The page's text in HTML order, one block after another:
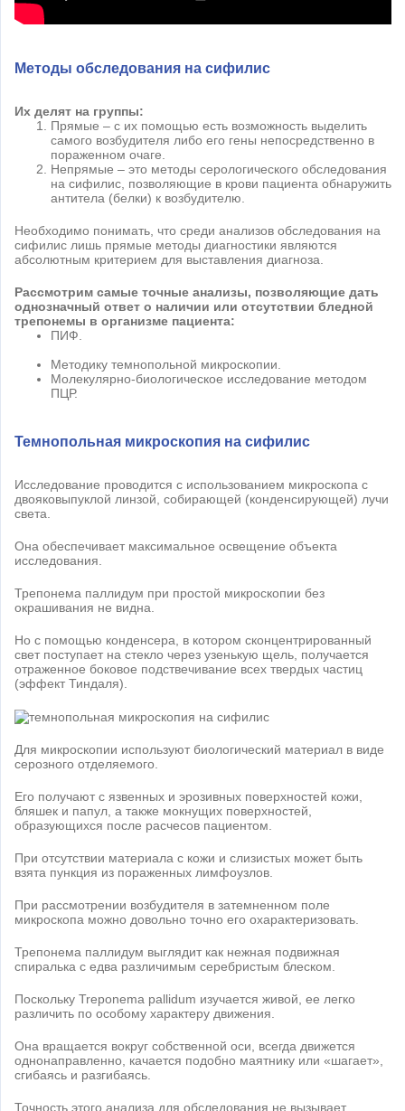
Методы обследования на сифилис
Их делят на группы:
Прямые – с их помощью есть возможность выделить
самого возбудителя либо его гены непосредственно в
пораженном очаге.
Непрямые – это методы серологического обследования
на сифилис, позволяющие в крови пациента обнаружить
антитела (белки) к возбудителю.
Необходимо понимать, что среди анализов обследования на
сифилис лишь прямые методы диагностики являются
абсолютным критерием для выставления диагноза.
Рассмотрим самые точные анализы, позволяющие дать
однозначный ответ о наличии или отсутствии бледной
трепонемы в организме пациента:
ПИФ.
Методику темнопольной микроскопии.
Молекулярно-биологическое исследование методом
ПЦР.
Темнопольная микроскопия на сифилис
Исследование проводится с использованием микроскопа с
двояковыпуклой линзой, собирающей (конденсирующей) лучи
света.
Она обеспечивает максимальное освещение объекта
исследования.
Трепонема паллидум при простой микроскопии без
окрашивания не видна.
Но с помощью конденсера, в котором сконцентрированный
свет поступает на стекло через узенькую щель, получается
отраженное боковое подствечивание всех твердых частиц
(эффект Тиндаля).
Для микроскопии используют биологический материал в виде
серозного отделяемого.
Его получают с язвенных и эрозивных поверхностей кожи,
бляшек и папул, а также мокнущих поверхностей,
образующихся после расчесов пациентом.
При отсутствии материала с кожи и слизистых может быть
взята пункция из пораженных лимфоузлов.
При рассмотрении возбудителя в затемненном поле
микроскопа можно довольно точно его охарактеризовать.
Трепонема паллидум выглядит как нежная подвижная
спиралька с едва различимым серебристым блеском.
Поскольку Treponema pallidum изучается живой, ее легко
различить по особому характеру движения.
Она вращается вокруг собственной оси, всегда движется
однонаправленно, качается подобно маятнику или «шагает»,
сгибаясь и разгибаясь.
Точность этого анализа для обследования не вызывает